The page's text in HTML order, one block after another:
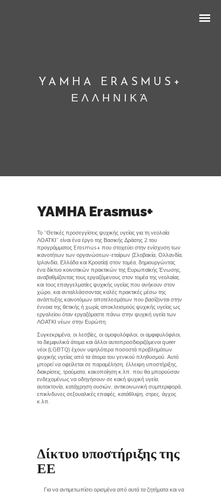
YAMHA ERASMUS+
ΕΛΛΗΝΙΚΆ
YAMHA Erasmus+
To “Θετικές προσεγγίσεις ψυχικής υγείας για τη νεολαία
ΛΟΑΤΚΙ” είναι ένα έργο της Βασικής Δράσης 2 του
προγράμματος Erasmus+ που στοχεύει στην ενίσχυση των
ικανοτήτων των οργανώσεων-εταίρων (Σλοβακία, Ολλανδία,
Ιρλανδία, Ελλάδα και Κροατία) στον τομέα, δημιουργώντας
ένα δίκτυο κοινοτικών πρακτικών της Ευρωπαϊκής Ένωσης,
αναβαθμίζοντας τους εργαζόμενους στον τομέα της νεολαίας
και τους επαγγελματίες ψυχικής υγείας που ανήκουν στον
χώρο, και ανταλλάσσοντας καλές πρακτικές μέσω της
ανάπτυξης καινοτόμων αποτελεσμάτων που βασίζονται στην
έννοια της θετικής ή χωρίς αποκλεισμούς ψυχικής υγείας ως
εργαλείου όταν εργαζόμαστε πάνω στην ψυχική υγεία των
ΛΟΑΤΚΙ νέων στην Ευρώπη.
Συγκεκριμένα, οι λεσβίες, οι ομοφυλόφιλοι, οι αμφιφυλόφιλοι,
τα διεμφυλικά άτομα και άλλοι αυτοπροσδιοριζόμενοι queer
νέοι (LGBTQ) έχουν υψηλότερα ποσοστά προβλημάτων
ψυχικής υγείας από τα άτομα του γενικού πληθυσμού. Αυτό
μπορεί να οφείλεται σε παραμέληση, έλλειψη υποστήριξης,
διακρίσεις, τραύματα, κακοποίηση κ.λπ. που θα μπορούσαν
ενδεχομένως να οδηγήσουν σε κακή ψυχική υγεία,
αυτοκτονία, κατάχρηση ουσιών, αντικοινωνική συμπεριφορά,
επικίνδυνες σεξουαλικές επαφές, κατάθλιψη, στρες, άγχος
κ.λπ.
Δίκτυο υποστήριξης της
ΕΕ
Για να αντιμετωπίσει ορισμένα από αυτά τα ζητήματα και να